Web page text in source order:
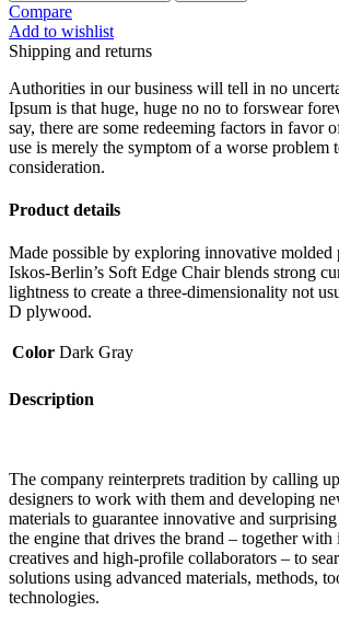
Compare
Add to wishlist
Shipping and returns
Authorities in our business will tell in no
Ipsum is that huge, huge no no to forswear
say, there are some redeeming factors in favor
use is merely the symptom of a worse problem
consideration.
Product details
Made possible by exploring innovative molded
Iskos-Berlin’s Soft Edge Chair blends strong
lightness to create a three-dimensionality not
D plywood.
Color Dark Gray
Description
The company reinterprets tradition by calling
designers to work with them and developing
materials to guarantee innovative and
the engine that drives the brand – together with
creatives and high-profile collaborators – to
solutions using advanced materials, methods,
technologies.